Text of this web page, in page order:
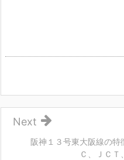
阪神１３号東大阪線の特
Ｃ、ＪＣＴ
Next